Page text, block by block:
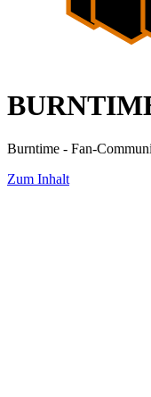
Burntime - Fan-
Zum Inhalt